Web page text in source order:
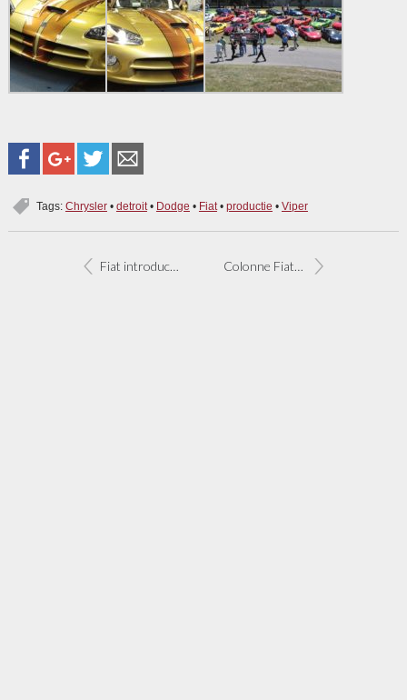
Tags: Chrysler• detroit• Dodge • Fiat• productie • Viper
Fiat introduceert tweecilinder in 500 Colonne Fiats 500 goed voor wereldrecord